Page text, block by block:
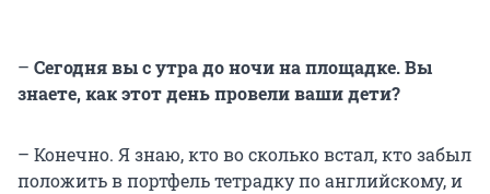
– Сегодня вы с утра до ночи на площадке. Вы
знаете, как этот день провели ваши дети?
– Конечно. Я знаю, кто во сколько встал, кто забыл
положить в портфель тетрадку по английскому, и